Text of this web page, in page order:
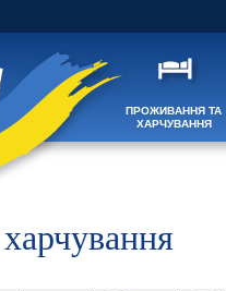
ПРОЖИВАННЯ ТА
ХАРЧУВАННЯ